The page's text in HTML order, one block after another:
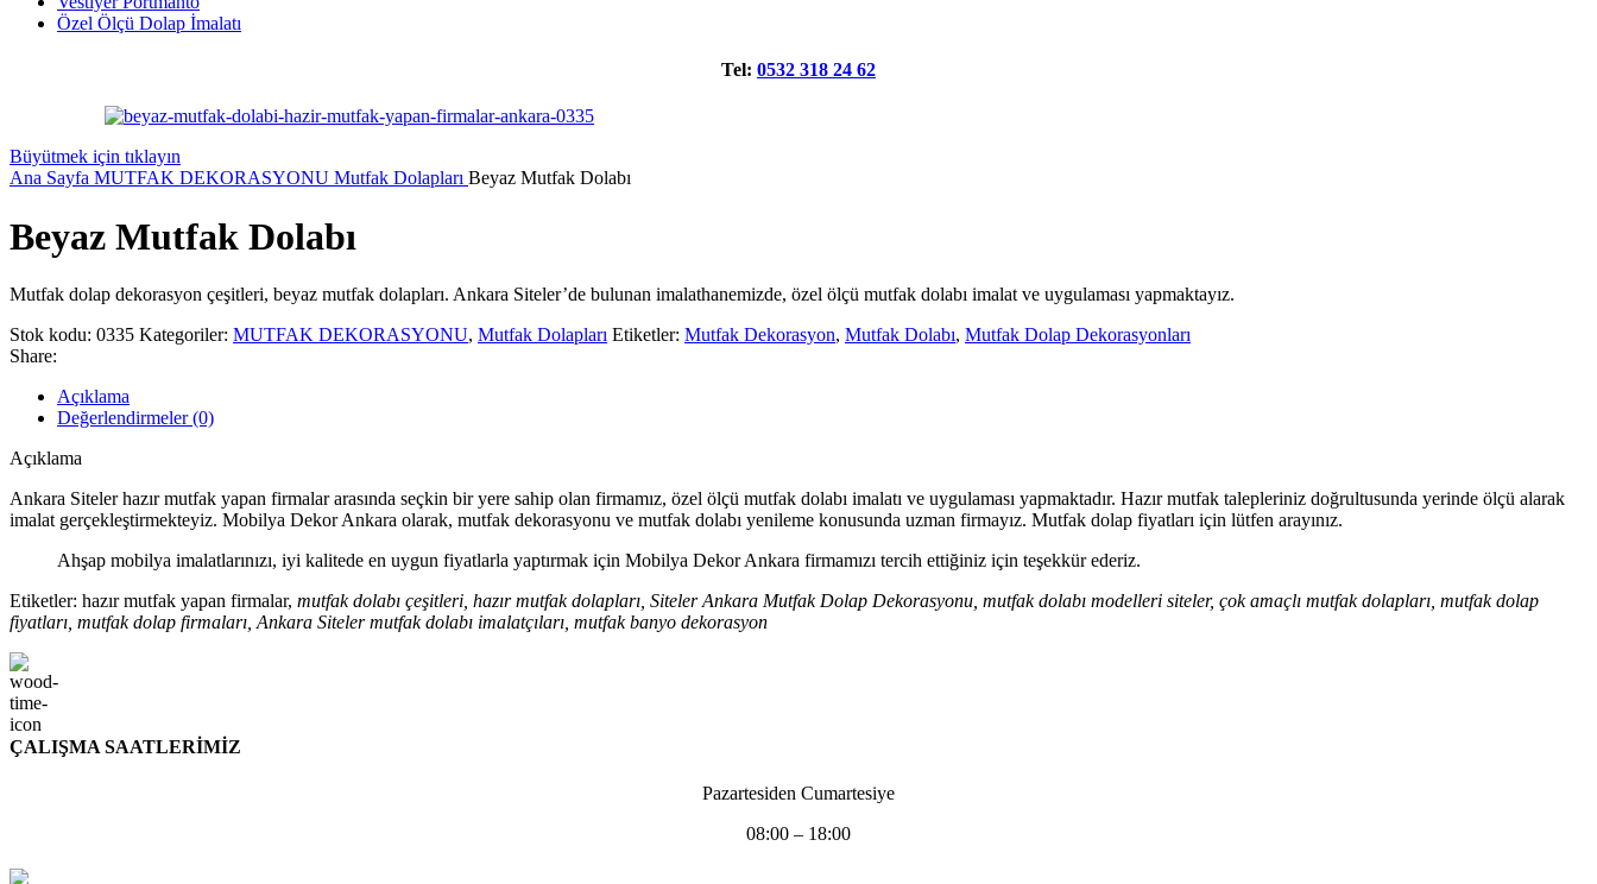
Özel Ölçü Dolap İmalatı
Tel: 0532 318 24 62
Büyütmek için tıklayın
Ana Sayfa MUTFAK DEKORASYONU Mutfak Dolapları Beyaz Mutfak Dolabı
Beyaz Mutfak Dolabı
Mutfak dolap dekorasyon çeşitleri, beyaz mutfak dolapları. Ankara Siteler’de bulunan imalathanemizde, özel ölçü mutfak dolabı imalat ve uygulaması yapmaktayız.
Stok kodu: 0335 Kategoriler: MUTFAK DEKORASYONU, Mutfak Dolapları Etiketler: Mutfak Dekorasyon, Mutfak Dolabı, Mutfak Dolap Dekorasyonları
Share:
Açıklama
Değerlendirmeler (0)
Açıklama
Ankara Siteler hazır mutfak yapan firmalar arasında seçkin bir yere sahip olan firmamız, özel ölçü mutfak dolabı imalatı ve uygulaması yapmaktadır. Hazır mutfak talepleriniz doğrultusunda yerinde ölçü alarak
imalat gerçekleştirmekteyiz. Mobilya Dekor Ankara olarak, mutfak dekorasyonu ve mutfak dolabı yenileme konusunda uzman firmayız. Mutfak dolap fiyatları için lütfen arayınız.
Ahşap mobilya imalatlarınızı, iyi kalitede en uygun fiyatlarla yaptırmak için Mobilya Dekor Ankara firmamızı tercih ettiğiniz için teşekkür ederiz.
Etiketler: hazır mutfak yapan firmalar, mutfak dolabı çeşitleri, hazır mutfak dolapları, Siteler Ankara Mutfak Dolap Dekorasyonu, mutfak dolabı modelleri siteler, çok amaçlı mutfak dolapları, mutfak dolap
fiyatları, mutfak dolap firmaları, Ankara Siteler mutfak dolabı imalatçıları, mutfak banyo dekorasyon
ÇALIŞMA SAATLERİMİZ
Pazartesiden Cumartesiye
08:00 – 18:00